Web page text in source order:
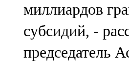
миллиардов
субсидий, -
председатель